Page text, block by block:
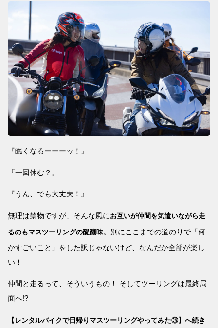
『眠くなるーーーッ！』
『一回休む？』
『うん、でも大丈夫！』
無理は禁物ですが、そんな風にお互いが仲間を気遣いながら走
るのもマスツーリングの醍醐味。別にここまでの道のりで「何
かすごいこと」をした訳じゃないけど、なんだか全部が楽し
い！
仲間と走るって、そういうもの！ そしてツーリングは最終局
面へ!?
【レンタルバイクで日帰りマスツーリングやってみた③】へ続き